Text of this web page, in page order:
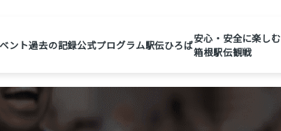
ント過去の記録公式プログラム駅伝ひろば安心・安全に楽しむ
箱根駅伝観戦